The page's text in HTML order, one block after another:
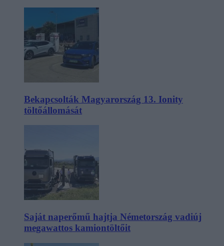
Bekapcsolták Magyarország 13. Ionity
töltőállomását
Saját naperőmű hajtja Németország vadiúj
megawattos kamiontöltőit